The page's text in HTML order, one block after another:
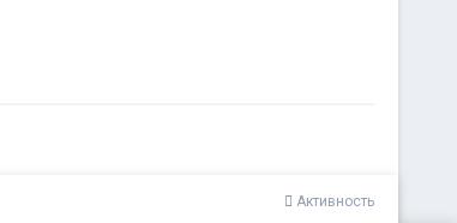
Активность